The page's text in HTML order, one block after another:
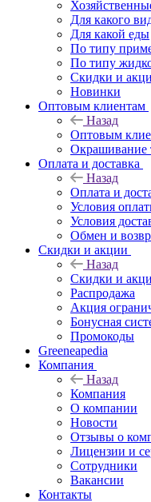
Для какого
Для какой еды
По типу
По типу
Скидки и
Новинки
Оптовым клиентам
Назад
Оптовым
Окрашивание
Оплата и доставка
Назад
Оплата и
Условия
Условия
Обмен и
Скидки и акции
Назад
Скидки и
Распродажа
Акция
Бонусная
Промокоды
Greeneapedia
Компания
Назад
Компания
О компании
Новости
Отзывы о
Лицензии и
Сотрудники
Вакансии
Контакты